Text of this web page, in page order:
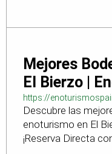
Mejores
El Bierzo |
https://
bodegas-en-leon
Descubre las
enoturismo en El
¡Reserva Directa